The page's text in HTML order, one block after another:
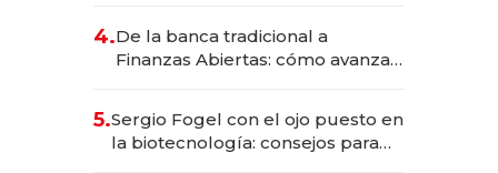
4.De la banca tradicional a
Finanzas Abiertas: cómo avanza
5.Sergio Fogel con el ojo puesto en
la biotecnología: consejos para